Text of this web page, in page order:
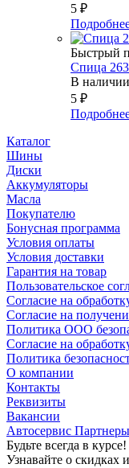
5 ₽
Быстрый
Спица 263
В наличии
5 ₽
Каталог
Шины
Диски
Аккумуляторы
Масла
Покупателю
Бонусная программа
Условия оплаты
Условия доставки
Гарантия на товар
Пользовательское
Согласие на
Согласие на
Политика ООО
Согласие на
Политика
О компании
Контакты
Реквизиты
Вакансии
Автосервис Партнеры
Будьте всегда в курсе!
Узнавайте о скидках